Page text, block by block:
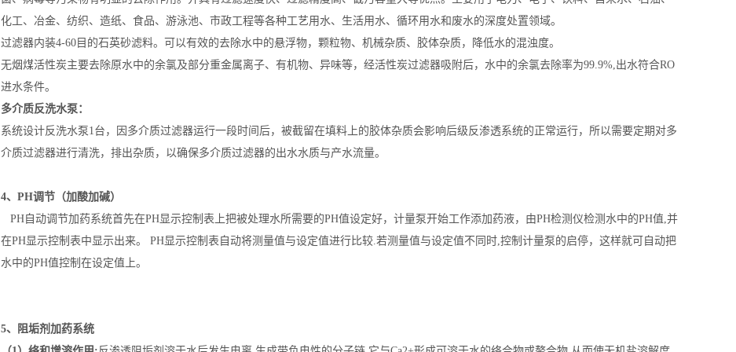
化工、冶金、纺织、造纸、食品、游泳池、市政工程等各种工艺用水、生活用水、循环用水和废水的深度处置领域。
过滤器内装4-60目的石英砂滤料。可以有效的去除水中的悬浮物，颗粒物、机械杂质、胶体杂质，降低水的混浊度。
无烟煤活性炭主要去除原水中的余氯及部分重金属离子、有机物、异味等，经活性炭过滤器吸附后，水中的余氯去除率为99.9%,出水符合RO
进水条件。
多介质反洗水泵：
系统设计反洗水泵1台，因多介质过滤器运行一段时间后，被截留在填料上的胶体杂质会影响后级反渗透系统的正常运行，所以需要定期对多
介质过滤器进行清洗，排出杂质，以确保多介质过滤器的出水水质与产水流量。
4、PH调节（加酸加碱）
PH自动调节加药系统首先在PH显示控制表上把被处理水所需要的PH值设定好，计量泵开始工作添加药液，由PH检测仪检测水中的PH值,并
在PH显示控制表中显示出来。 PH显示控制表自动将测量值与设定值进行比较.若测量值与设定值不同时,控制计量泵的启停，这样就可自动把
水中的PH值控制在设定值上。
5、阻垢剂加药系统